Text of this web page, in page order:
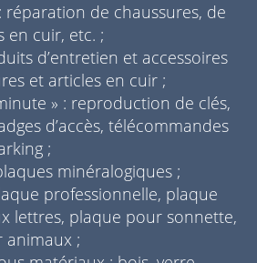
réparation de chaussures, de
en cuir, etc. ;
d’entretien et accessoires
et articles en cuir ;
» : reproduction de clés,
d’accès, télécommandes
;
minéralogiques ;
professionnelle, plaque
lettres, plaque pour sonnette,
animaux ;